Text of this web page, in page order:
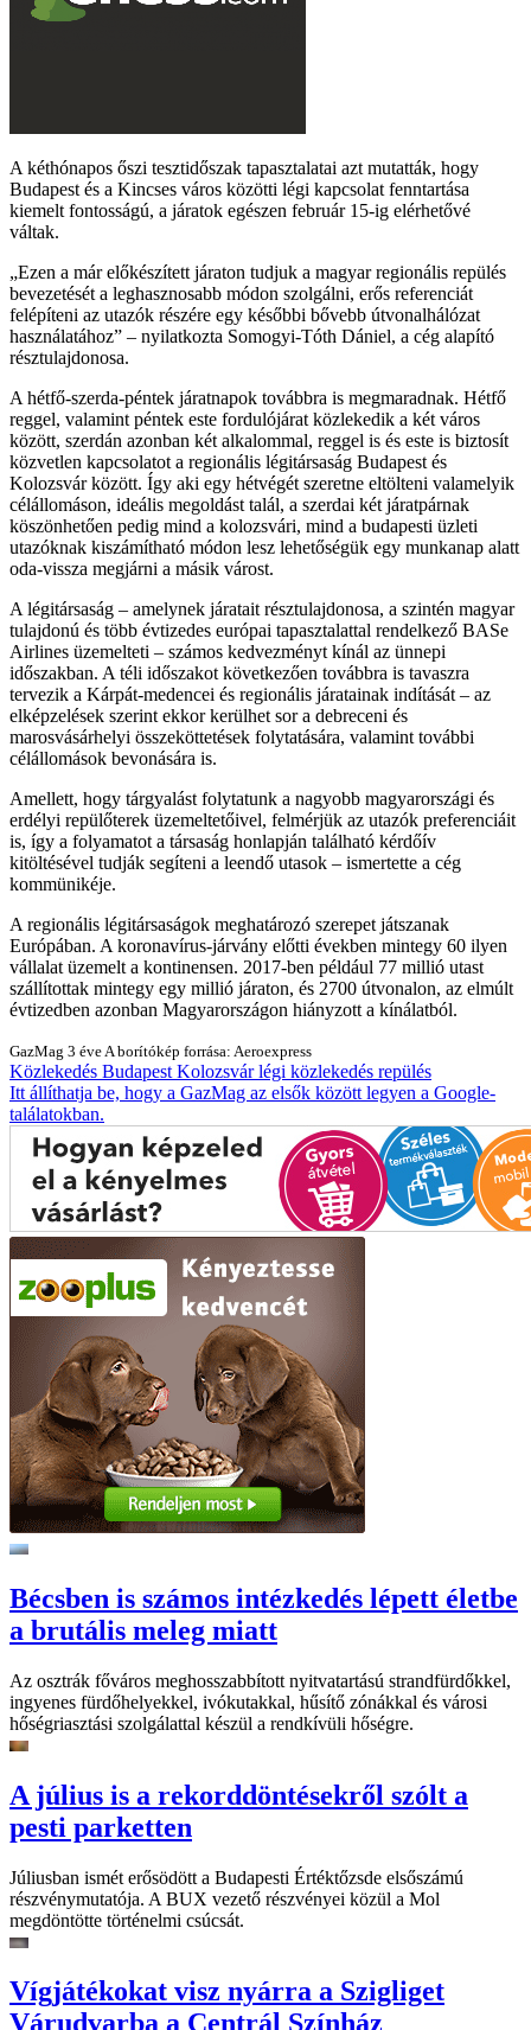
A kéthónapos őszi tesztidőszak tapasztalatai azt mutatták, hogy
Budapest és a Kincses város közötti légi kapcsolat fenntartása
kiemelt fontosságú, a járatok egészen február 15-ig elérhetővé
váltak.
Ezen a már előkészített járaton tudjuk a magyar regionális repülés
bevezetését a leghasznosabb módon szolgálni, erős referenciát
felépíteni az utazók részére egy későbbi bővebb útvonalhálózat
használatához
– nyilatkozta Somogyi-Tóth Dániel, a cég alapító
résztulajdonosa.
A hétfő-szerda-péntek járatnapok továbbra is megmaradnak. Hétfő
reggel, valamint péntek este fordulójárat közlekedik a két város
között, szerdán azonban két alkalommal, reggel is és este is biztosít
közvetlen kapcsolatot a regionális légitársaság Budapest és
Kolozsvár között. Így aki egy hétvégét szeretne eltölteni valamelyik
célállomáson, ideális megoldást talál, a szerdai két járatpárnak
köszönhetően pedig mind a kolozsvári, mind a budapesti üzleti
utazóknak kiszámítható módon lesz lehetőségük egy munkanap alatt
oda-vissza megjárni a másik várost.
A légitársaság – amelynek járatait résztulajdonosa, a szintén magyar
tulajdonú és több évtizedes európai tapasztalattal rendelkező BASe
Airlines üzemelteti – számos kedvezményt kínál az ünnepi
időszakban. A téli időszakot következően továbbra is tavaszra
tervezik a Kárpát-medencei és regionális járatainak indítását – az
elképzelések szerint ekkor kerülhet sor a debreceni és
marosvásárhelyi összeköttetések folytatására, valamint további
célállomások bevonására is.
Amellett, hogy tárgyalást folytatunk a nagyobb magyarországi és
erdélyi repülőterek üzemeltetőivel, felmérjük az utazók preferenciáit
is, így a folyamatot a társaság honlapján található kérdőív
kitöltésével tudják segíteni a leendő utasok – ismertette a cég
kommünikéje.
A regionális légitársaságok meghatározó szerepet játszanak
Európában. A koronavírus-járvány előtti években mintegy 60 ilyen
vállalat üzemelt a kontinensen. 2017-ben például 77 millió utast
szállítottak mintegy egy millió járaton, és 2700 útvonalon, az elmúlt
évtizedben azonban Magyarországon hiányzott a kínálatból.
GazMag 3 éve A borítókép forrása: Aeroexpress
Közlekedés Budapest Kolozsvárlégi közlekedés repülés
Itt állíthatja be, hogy a GazMag az elsők között legyen a Google-
találatokban.
Bécsben is számos intézkedés lépett életbe
a brutális meleg miatt
Az osztrák főváros meghosszabbított nyitvatartású strandfürdőkkel,
ingyenes fürdőhelyekkel, ivókutakkal, hűsítő zónákkal és városi
hőségriasztási szolgálattal készül a rendkívüli hőségre.
A július is a rekorddöntésekről szólt a
pesti parketten
Júliusban ismét erősödött a Budapesti Értéktőzsde elsőszámú
részvénymutatója. A BUX vezető részvényei közül a Mol
megdöntötte történelmi csúcsát.
Vígjátékokat visz nyárra a Szigliget
Várudvarba a Centrál Színház